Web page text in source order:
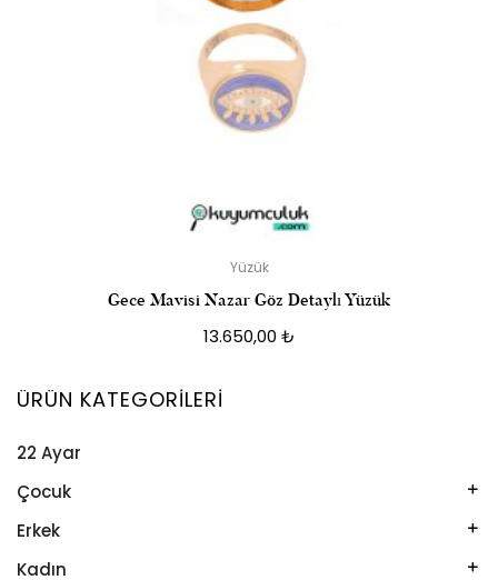
Yüzük
Gece Mavisi Nazar Göz Detaylı Yüzük
13.650,00 ₺
ÜRÜN KATEGORILERI
22 Ayar
Çocuk
Kelepçe
Kolye
Erkek
Kelepçe
Kadın